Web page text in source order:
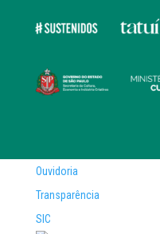
Ouvidoria
Transparência
SIC